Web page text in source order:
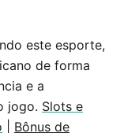
este esporte,
de forma
e a
jogo. Slots e
Bônus de